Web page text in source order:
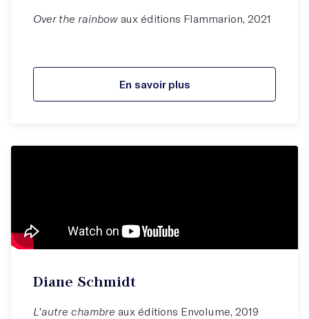
Over the rainbow aux éditions Flammarion, 2021
En savoir plus
Diane Schmidt
L'autre chambre aux éditions Envolume, 2019